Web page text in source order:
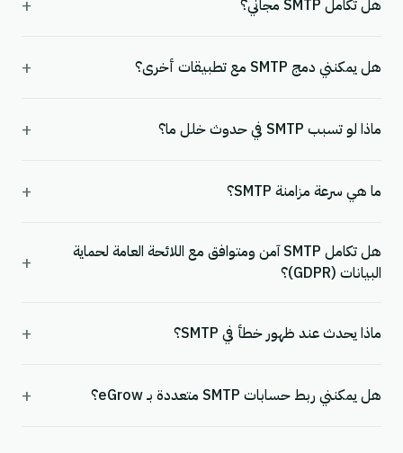
هل تكامل SMTP مجاني؟ +
هل يمكنني دمج SMTP مع تطبيقات أخرى؟ +
ماذا لو تسبب SMTP في حدوث خلل ما؟ +
ما هي سرعة مزامنة SMTP؟ +
هل تكامل SMTP آمن ومتوافق مع اللائحة العامة لحماية
البيانات (GDPR)؟
+
ماذا يحدث عند ظهور خطأ في SMTP؟ +
هل يمكنني ربط حسابات SMTP متعددة بـ eGrow؟ +